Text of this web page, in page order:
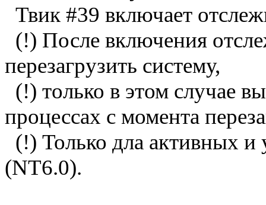
Твик #39 включает
(!) После включения
перезагрузить систему,
(!) только в этом случае
процессах с момента
(!) Только дла активных и
(NT6.0).